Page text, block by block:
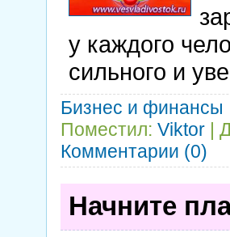
у каждого
сильного и
Бизнес и финансы
Поместил: Viktor |
Комментарии (0)
Начните